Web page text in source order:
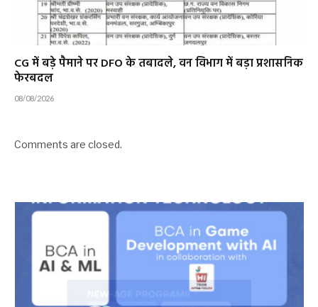
CG में बड़े पैमाने पर DFO के तबादले, वन विभाग में बड़ा प्रशासनिक
फेरबदल
08/08/2026
Comments are closed.